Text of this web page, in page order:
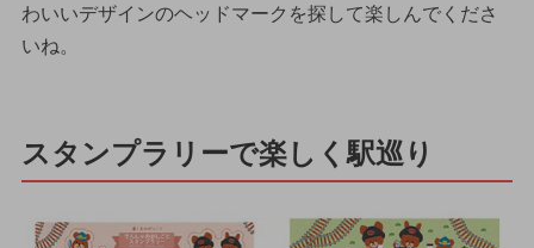
わいいデザインのヘッドマークを探して楽しんでくださ
いね。
スタンプラリーで楽しく駅巡り